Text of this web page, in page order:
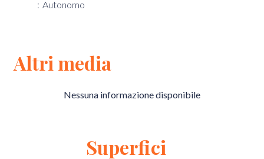
Autonomo
Altri media
Nessuna informazione disponibile
Superfici